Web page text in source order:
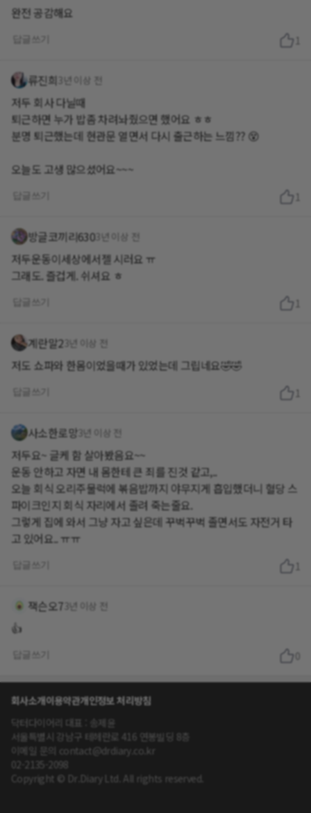
완전 공감해요
1
류진희 3년 이상 전
저두 회사 다닐때
퇴근하면 누가 밥좀 차려놔줬으면 했어요 ㅎㅎ
분명 퇴근했는데 현관문 열면서 다시 출근하는 느낌?? 😵
오늘도 고생 많으셨어요~~~
1
방글코끼리6303년 이상 전
저두운동이세상에서젤 시러요 ㅠ
그래도. 즐겁게. 쉬셔요 ㅎ
1
계란말23년 이상 전
저도 쇼파와 한몸이었을때가 있었는데 그립네요🤣🤣
1
사소한로망 3년 이상 전
저두요~ 글케 함 살아봤음요~~
운동 안하고 자면 내 몸한테 큰 죄를 진것 같고,..
오늘 회식 오리주물럭에 볶음밥까지 야무지게 흡입했더니 혈당 스
파이크인지 회식 자리에서 졸려 죽는줄요.
그렇게 집에 와서 그냥 자고 싶은데 꾸벅꾸벅 졸면서도 자전거 타
고 있어요.. ㅠㅠ
1
잭슨오7 3년 이상 전
👍
회사소개이용약관개인정보 처리방침
닥터다이어리 대표 : 송제윤
서울특별시 강남구 테헤란로 416 연봉빌딩 8층
이메일 문의 contact@drdiary.co.kr
02-2135-2098
Copyright © Dr.Diary Ltd. All rights reserved.